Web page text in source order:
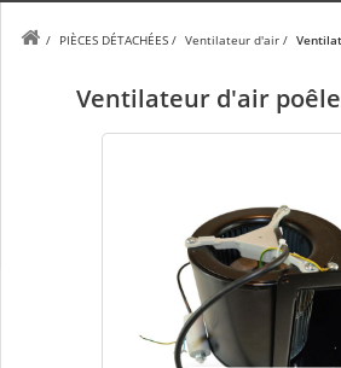
/ PIÈCES DÉTACHÉES / Ventilateur d'air /
Ventilateur d'air